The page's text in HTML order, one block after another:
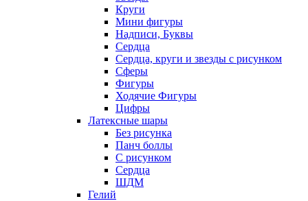
Круги
Мини фигуры
Надписи, Буквы
Сердца
Сердца, круги и звезды с рисунком
Сферы
Фигуры
Ходячие Фигуры
Цифры
Латексные шары
Без рисунка
Панч боллы
С рисунком
Сердца
ШДМ
Гелий